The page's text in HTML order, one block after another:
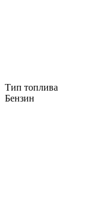
Тип топлива
Бензин